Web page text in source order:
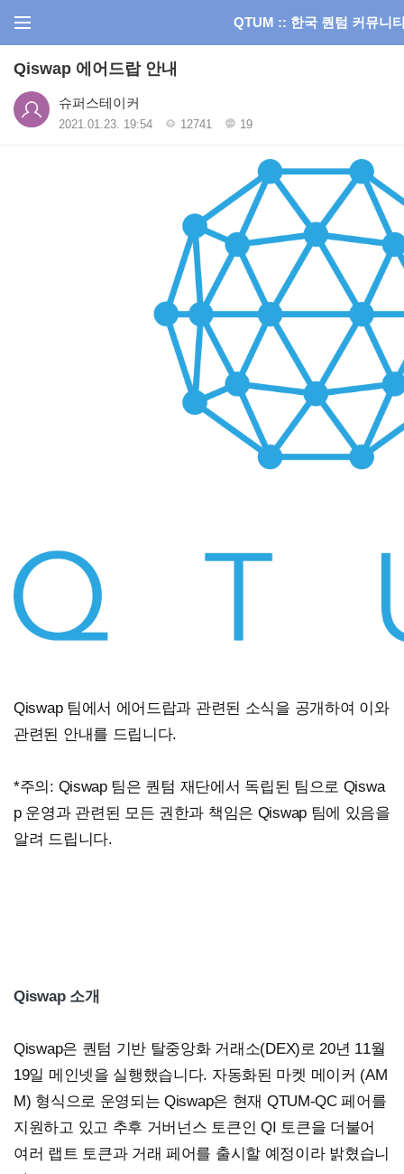
QTUM :: 한국 퀀텀 커뮤니
Qiswap 에어드랍 안내
슈퍼스테이커
2021.01.23. 19:54 12741 19
Qiswap 팀에서 에어드랍과 관련된 소식을 공개하여 이와
관련된 안내를 드립니다.
*주의: Qiswap 팀은 퀀텀 재단에서 독립된 팀으로 Qiswa
p 운영과 관련된 모든 권한과 책임은 Qiswap 팀에 있음을
알려 드립니다.
Qiswap 소개
Qiswap은 퀀텀 기반 탈중앙화 거래소(DEX)로 20년 11월
19일 메인넷을 실행했습니다. 자동화된 마켓 메이커 (AM
M) 형식으로 운영되는 Qiswap은 현재 QTUM-QC 페어를
지원하고 있고 추후 거버넌스 토큰인 QI 토큰을 더불어
여러 랩트 토큰과 거래 페어를 출시할 예정이라 밝혔습니